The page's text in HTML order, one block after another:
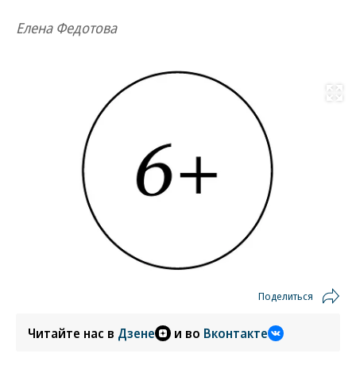
Елена Федотова
Поделиться
Читайте нас в Дзене и во Вконтакте